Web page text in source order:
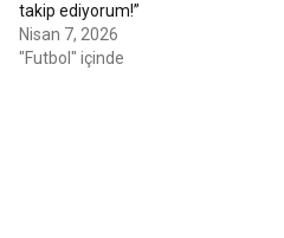
takip ediyorum!”
Nisan 7, 2026
"Futbol" içinde